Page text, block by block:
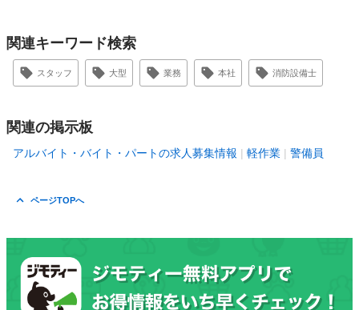
関連キーワード検索
スタッフ 大型 業務 本社 消防設備士
関連の掲示板
アルバイト・バイト・パートの求人募集情報 軽作業 警備員
ページTOPへ